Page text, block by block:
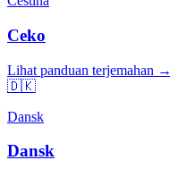
Ceko
Lihat panduan terjemahan →
🇩🇰
Dansk
Dansk